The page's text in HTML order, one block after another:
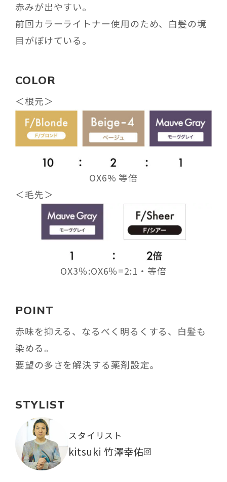
赤みが出やすい。
前回カラーライトナー使用のため、白髪の境
目がぼけている。
COLOR
＜根元＞
OX6% 等倍
＜毛先＞
OX3％:OX6％=2:1・等倍
POINT
赤味を抑える、なるべく明るくする、白髪も
染める。
要望の多さを解決する薬剤設定。
STYLIST
スタイリスト
kitsuki 竹澤幸佑